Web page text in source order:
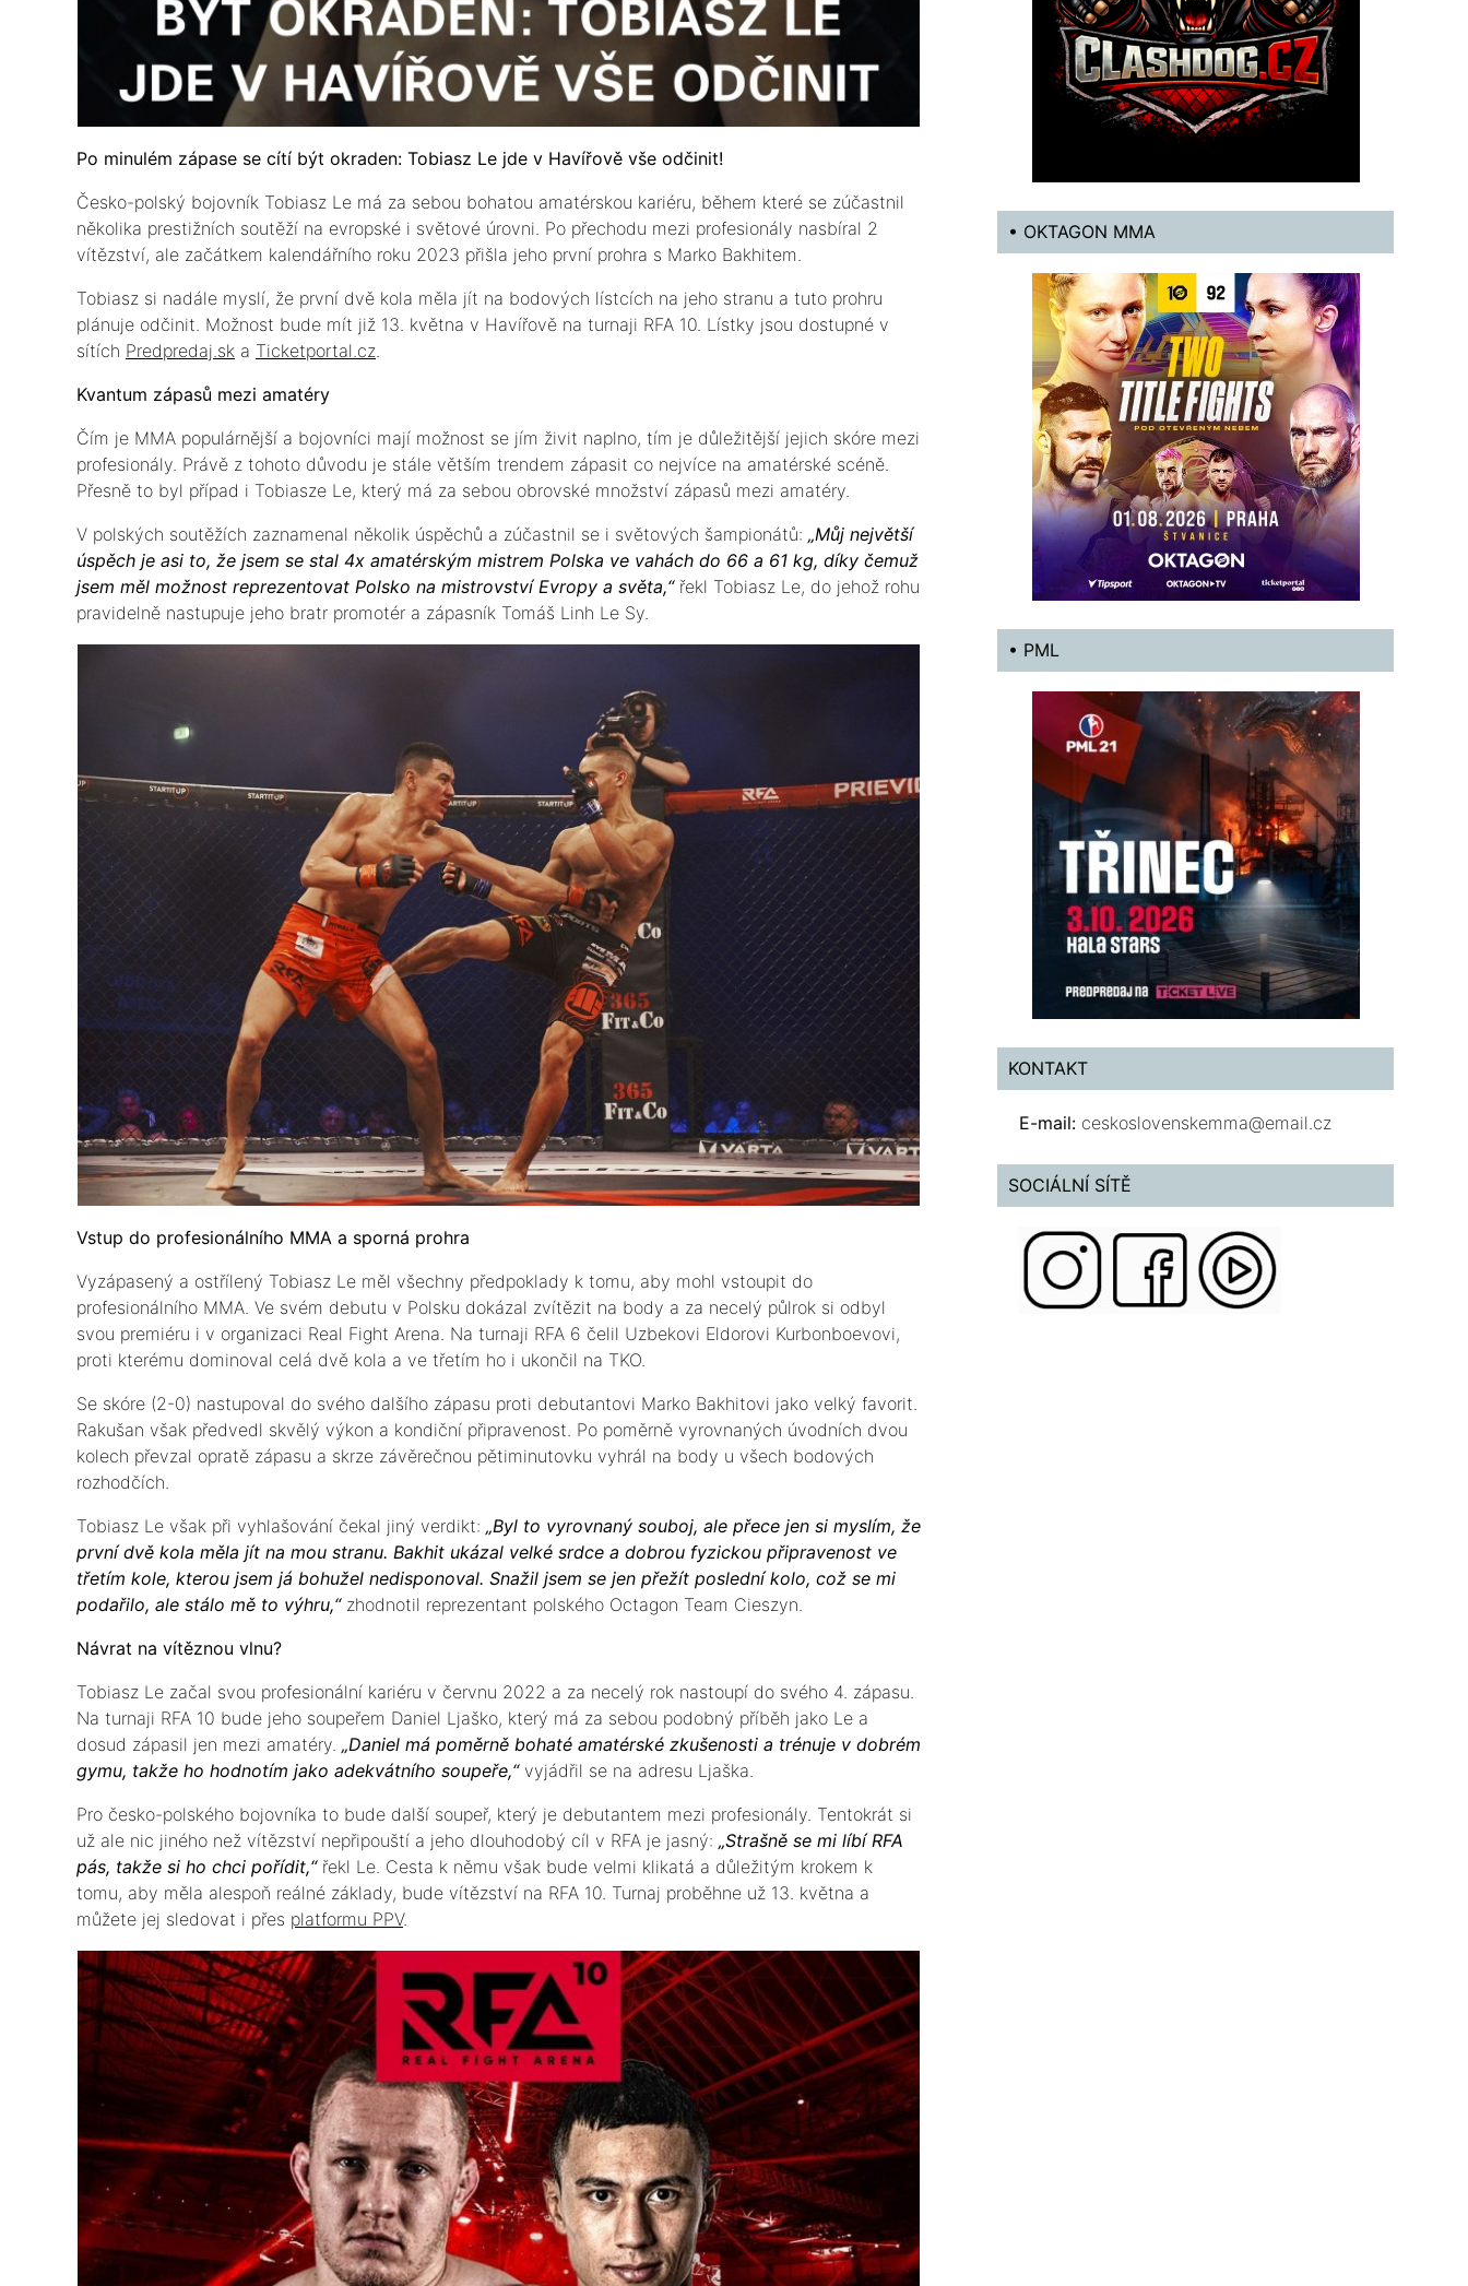
Po minulém zápase se cítí být okraden: Tobiasz Le jde v Havířově vše odčinit!
Česko-polský bojovník Tobiasz Le má za sebou bohatou amatérskou kariéru, během které se zúčastnil
několika prestižních soutěží na evropské i světové úrovni. Po přechodu mezi profesionály nasbíral 2
vítězství, ale začátkem kalendářního roku 2023 přišla jeho první prohra s Marko Bakhitem.
Tobiasz si nadále myslí, že první dvě kola měla jít na bodových lístcích na jeho stranu a tuto prohru
plánuje odčinit. Možnost bude mít již 13. května v Havířově na turnaji RFA 10. Lístky jsou dostupné v
sítích Predpredaj.sk a Ticketportal.cz.
Kvantum zápasů mezi amatéry
Čím je MMA populárnější a bojovníci mají možnost se jím živit naplno, tím je důležitější jejich skóre mezi
profesionály. Právě z tohoto důvodu je stále větším trendem zápasit co nejvíce na amatérské scéně.
Přesně to byl případ i Tobiasze Le, který má za sebou obrovské množství zápasů mezi amatéry.
V polských soutěžích zaznamenal několik úspěchů a zúčastnil se i světových šampionátů: „Můj největší
úspěch je asi to, že jsem se stal 4x amatérským mistrem Polska ve vahách do 66 a 61 kg, díky čemuž
jsem měl možnost reprezentovat Polsko na mistrovství Evropy a světa,“řekl Tobiasz Le, do jehož rohu
pravidelně nastupuje jeho bratr promotér a zápasník Tomáš Linh Le Sy.
Vstup do profesionálního MMA a sporná prohra
Vyzápasený a ostřílený Tobiasz Le měl všechny předpoklady k tomu, aby mohl vstoupit do
profesionálního MMA. Ve svém debutu v Polsku dokázal zvítězit na body a za necelý půlrok si odbyl
svou premiéru i v organizaci Real Fight Arena. Na turnaji RFA 6 čelil Uzbekovi Eldorovi Kurbonboevovi,
proti kterému dominoval celá dvě kola a ve třetím ho i ukončil na TKO.
Se skóre (2-0) nastupoval do svého dalšího zápasu proti debutantovi Marko Bakhitovi jako velký favorit.
Rakušan však předvedl skvělý výkon a kondiční připravenost. Po poměrně vyrovnaných úvodních dvou
kolech převzal opratě zápasu a skrze závěrečnou pětiminutovku vyhrál na body u všech bodových
rozhodčích.
Tobiasz Le však při vyhlašování čekal jiný verdikt: „Byl to vyrovnaný souboj, ale přece jen si myslím, že
první dvě kola měla jít na mou stranu. Bakhit ukázal velké srdce a dobrou fyzickou připravenost ve
třetím kole, kterou jsem já bohužel nedisponoval. Snažil jsem se jen přežít poslední kolo, což se mi
podařilo, ale stálo mě to výhru,“zhodnotil reprezentant polského Octagon Team Cieszyn.
Návrat na vítěznou vlnu?
Tobiasz Le začal svou profesionální kariéru v červnu 2022 a za necelý rok nastoupí do svého 4. zápasu.
Na turnaji RFA 10 bude jeho soupeřem Daniel Ljaško, který má za sebou podobný příběh jako Le a
dosud zápasil jen mezi amatéry. „Daniel má poměrně bohaté amatérské zkušenosti a trénuje v dobrém
gymu, takže ho hodnotím jako adekvátního soupeře,“vyjádřil se na adresu Ljaška.
Pro česko-polského bojovníka to bude další soupeř, který je debutantem mezi profesionály. Tentokrát si
už ale nic jiného než vítězství nepřipouští a jeho dlouhodobý cíl v RFA je jasný: „Strašně se mi líbí RFA
pás, takže si ho chci pořídit,“řekl Le. Cesta k němu však bude velmi klikatá a důležitým krokem k
tomu, aby měla alespoň reálné základy, bude vítězství na RFA 10. Turnaj proběhne už 13. května a
můžete jej sledovat i přes platformu PPV.
• OKTAGON MMA
• PML
KONTAKT
E-mail: ceskoslovenskemma@email.cz
SOCIÁLNÍ SÍTĚ